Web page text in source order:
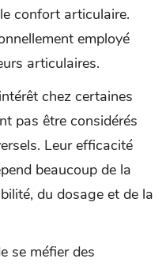
confort articulaire.
employé
articulaires.
chez certaines
pas être considérés
Leur efficacité
beaucoup de la
du dosage et de la
se méfier des